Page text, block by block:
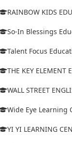
RAINBOW KIDS
So-In Blessings
Talent Focus
THE KEY ELEMENT
WALL STREET
Wide Eye Learning
YI YI LEARNING